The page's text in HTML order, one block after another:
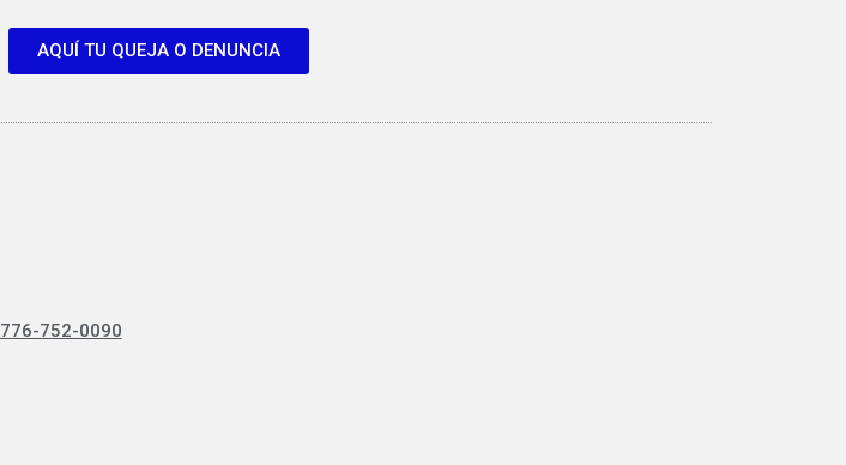
AQUÍ TU QUEJA O DENUNCIA
776-752-0090